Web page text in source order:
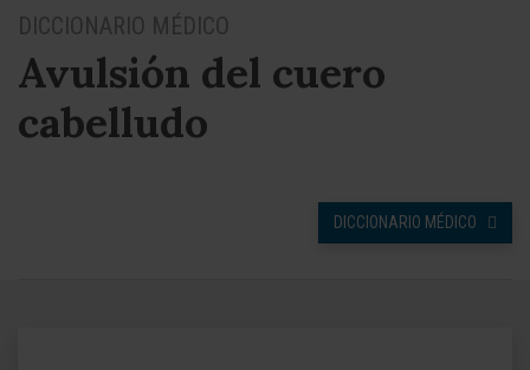
DICCIONARIO MÉDICO
Avulsión del cuero
cabelludo
DICCIONARIO MÉDICO